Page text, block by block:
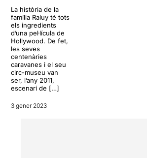
La història de la
família Raluy té tots
els ingredients
d’una pel·lícula de
Hollywood. De fet,
les seves
centenàries
caravanes i el seu
circ-museu van
ser, l’any 2011,
escenari de […]
3 gener 2023